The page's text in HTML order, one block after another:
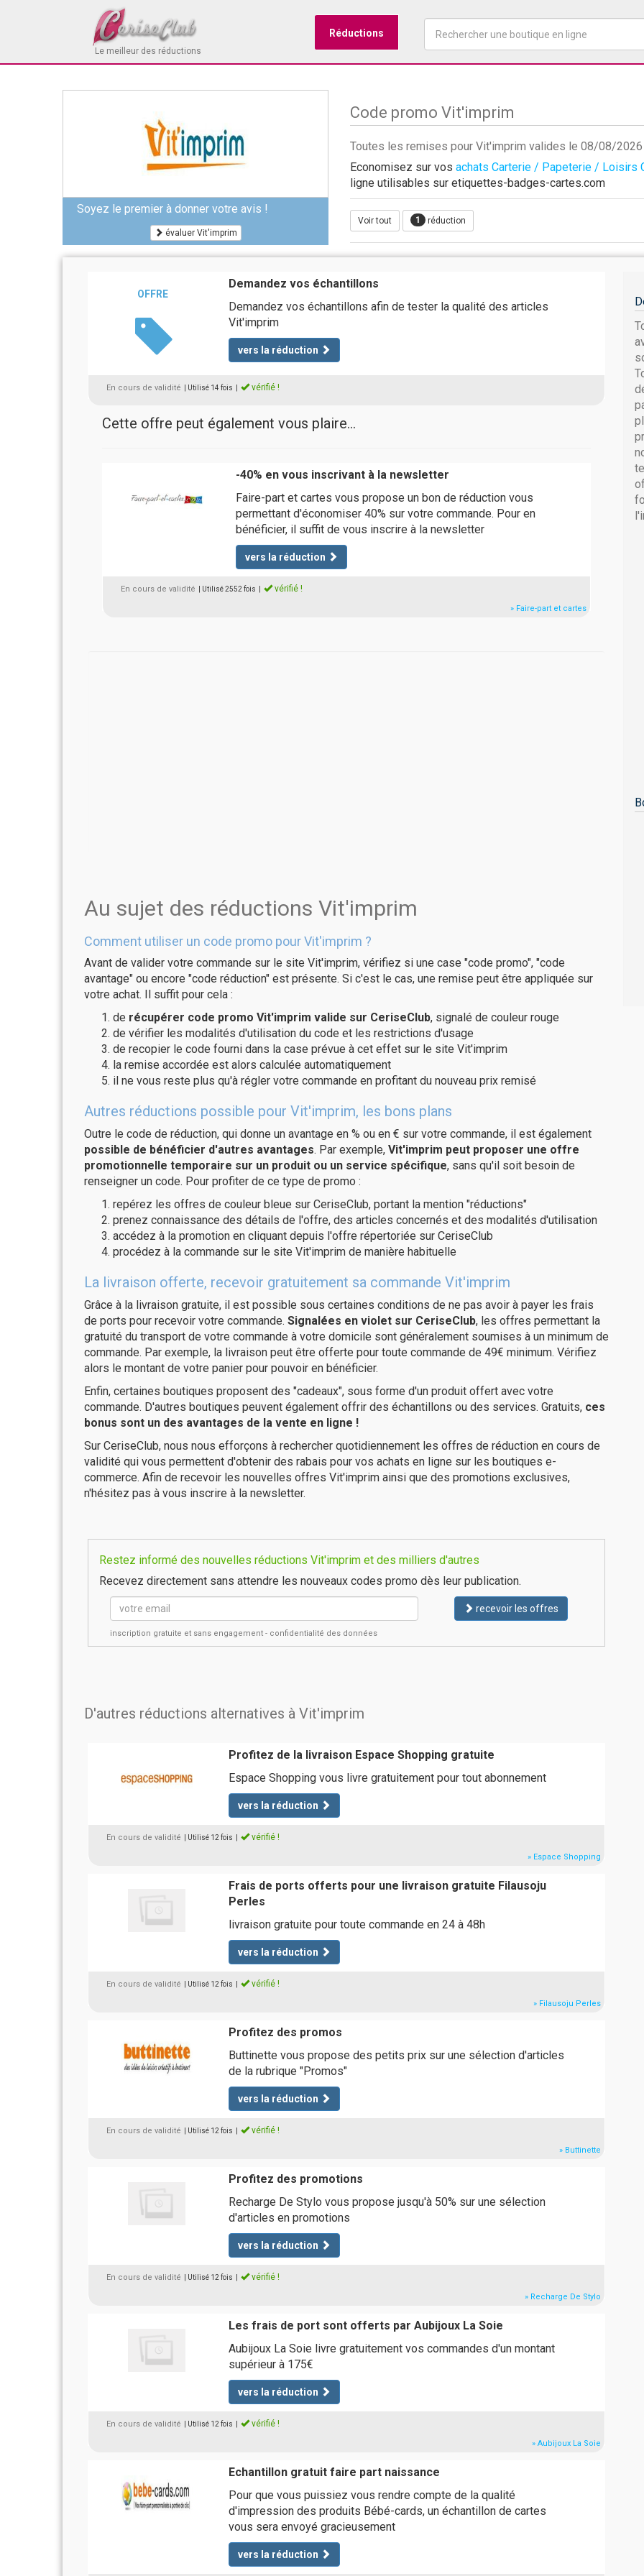
Le meilleur des réductions
Réductions
Soyez le premier à donner votre avis !
évaluer Vit'imprim
Code promo Vit'imprim
Toutes les remises pour Vit'imprim valides le 08/08/2026
Economisez sur vos achats Carterie / Papeterie / Loisirs
ligne utilisables sur etiquettes-badges-cartes.com
Voir tout 1 réduction
OFFRE
Demandez vos échantillons
Demandez vos échantillons afin de tester la qualité des articles
Vit'imprim
vers la réduction
En cours de validité | Utilisé 14 fois vérifié !
Cette offre peut également vous plaire...
-40% en vous inscrivant à la newsletter
Faire-part et cartes vous propose un bon de réduction vous
permettant d'économiser 40% sur votre commande. Pour en
bénéficier, il suffit de vous inscrire à la newsletter
vers la réduction
En cours de validité | Utilisé 2552 fois vérifié !
» Faire-part et cartes
Au sujet des réductions Vit'imprim
Comment utiliser un code promo pour Vit'imprim ?
Avant de valider votre commande sur le site Vit'imprim, vérifiez si une case "code promo", "code
avantage" ou encore "code réduction" est présente. Si c'est le cas, une remise peut être appliquée sur
votre achat. Il suffit pour cela :
de récupérer code promo Vit'imprim valide sur CeriseClub, signalé de couleur rouge
de vérifier les modalités d'utilisation du code et les restrictions d'usage
de recopier le code fourni dans la case prévue à cet effet sur le site Vit'imprim
la remise accordée est alors calculée automatiquement
il ne vous reste plus qu'à régler votre commande en profitant du nouveau prix remisé
Autres réductions possible pour Vit'imprim, les bons plans
Outre le code de réduction, qui donne un avantage en % ou en € sur votre commande, il est également
possible de bénéficier d'autres avantages. Par exemple, Vit'imprim peut proposer une offre
promotionnelle temporaire sur un produit ou un service spécifique, sans qu'il soit besoin de
renseigner un code. Pour profiter de ce type de promo :
repérez les offres de couleur bleue sur CeriseClub, portant la mention "réductions"
prenez connaissance des détails de l'offre, des articles concernés et des modalités d'utilisation
accédez à la promotion en cliquant depuis l'offre répertoriée sur CeriseClub
procédez à la commande sur le site Vit'imprim de manière habituelle
La livraison offerte, recevoir gratuitement sa commande Vit'imprim
Grâce à la livraison gratuite, il est possible sous certaines conditions de ne pas avoir à payer les frais
de ports pour recevoir votre commande. Signalées en violet sur CeriseClub, les offres permettant la
gratuité du transport de votre commande à votre domicile sont généralement soumises à un minimum de
commande. Par exemple, la livraison peut être offerte pour toute commande de 49€ minimum. Vérifiez
alors le montant de votre panier pour pouvoir en bénéficier.
Enfin, certaines boutiques proposent des "cadeaux", sous forme d'un produit offert avec votre
commande. D'autres boutiques peuvent également offrir des échantillons ou des services. Gratuits, ces
bonus sont un des avantages de la vente en ligne !
Sur CeriseClub, nous nous efforçons à rechercher quotidiennement les offres de réduction en cours de
validité qui vous permettent d'obtenir des rabais pour vos achats en ligne sur les boutiques e-
commerce. Afin de recevoir les nouvelles offres Vit'imprim ainsi que des promotions exclusives,
n'hésitez pas à vous inscrire à la newsletter.
Restez informé des nouvelles réductions Vit'imprim et des milliers d'autres
Recevez directement sans attendre les nouveaux codes promo dès leur publication.
recevoir les offres
inscription gratuite et sans engagement - confidentialité des données
D'autres réductions alternatives à Vit'imprim
Profitez de la livraison Espace Shopping gratuite
Espace Shopping vous livre gratuitement pour tout abonnement
vers la réduction
En cours de validité | Utilisé 12 fois vérifié !
» Espace Shopping
Frais de ports offerts pour une livraison gratuite Filausoju
Perles
livraison gratuite pour toute commande en 24 à 48h
vers la réduction
En cours de validité | Utilisé 12 fois vérifié !
» Filausoju Perles
Profitez des promos
Buttinette vous propose des petits prix sur une sélection d'articles
de la rubrique "Promos"
vers la réduction
En cours de validité | Utilisé 12 fois vérifié !
» Buttinette
Profitez des promotions
Recharge De Stylo vous propose jusqu'à 50% sur une sélection
d'articles en promotions
vers la réduction
En cours de validité | Utilisé 12 fois vérifié !
» Recharge De Stylo
Les frais de port sont offerts par Aubijoux La Soie
Aubijoux La Soie livre gratuitement vos commandes d'un montant
supérieur à 175€
vers la réduction
En cours de validité | Utilisé 12 fois vérifié !
» Aubijoux La Soie
Echantillon gratuit faire part naissance
Pour que vous puissiez vous rendre compte de la qualité
d'impression des produits Bébé-cards, un échantillon de cartes
vous sera envoyé gracieusement
vers la réduction